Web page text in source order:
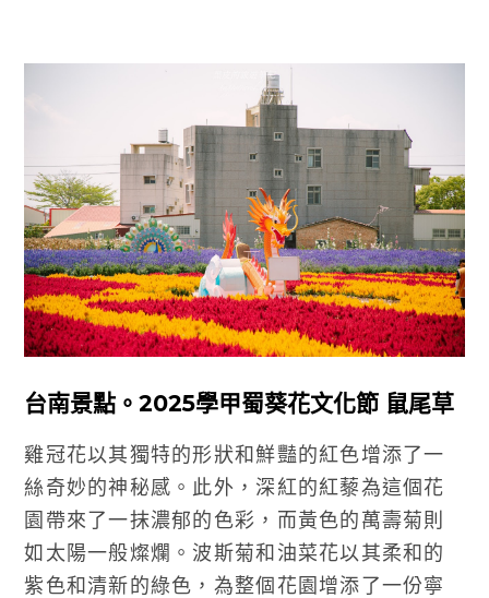
台南景點。2025學甲蜀葵花文化節 鼠尾草
雞冠花以其獨特的形狀和鮮豔的紅色增添了一
絲奇妙的神秘感。此外，深紅的紅藜為這個花
園帶來了一抹濃郁的色彩，而黃色的萬壽菊則
如太陽一般燦爛。波斯菊和油菜花以其柔和的
紫色和清新的綠色，為整個花園增添了一份寧